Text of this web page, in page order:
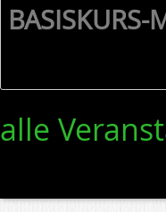
BASISKURS-
alle